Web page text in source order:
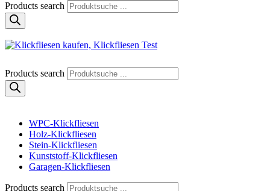
Products search
Klickfliese | klick-klick-fertig
Klickfliesen online kaufen
Products search
WPC-Klickfliesen
Holz-Klickfliesen
Stein-Klickfliesen
Kunststoff-Klickfliesen
Garagen-Klickfliesen
Products search